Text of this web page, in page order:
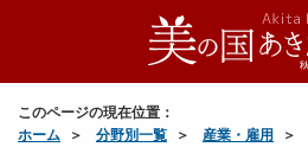
このページの現在位置：
ホーム
分野別一覧 産業・雇用